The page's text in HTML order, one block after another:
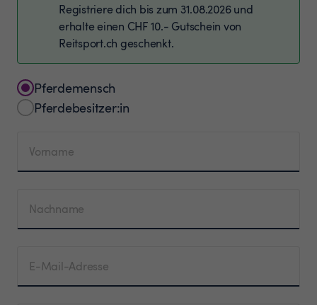
Registriere dich bis zum 31.08.2026 und
erhalte einen CHF 10.- Gutschein von
Reitsport.ch geschenkt.
Pferdemensch
Pferdebesitzer:in
Vorname
Nachname
E-Mail-Adresse